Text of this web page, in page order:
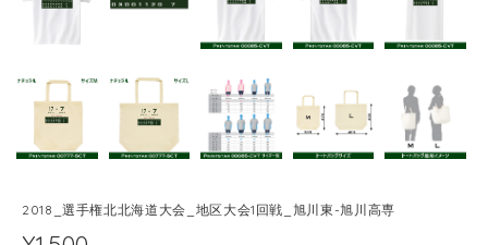
2018_選手権北北海道大会_地区大会1回戦_旭川東-旭川高専